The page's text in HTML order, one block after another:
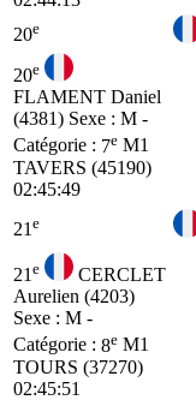
20e
20e
FLAMENT Daniel
(4381) Sexe : M -
Catégorie : 7e M1
TAVERS (45190)
02:45:49
21 e
21 e
CERCLET
Aurelien (4203)
Sexe : M -
Catégorie : 8e M1
TOURS (37270)
02:45:51